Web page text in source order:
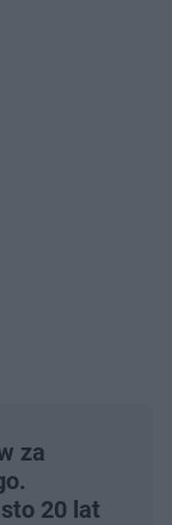
za
20 lat